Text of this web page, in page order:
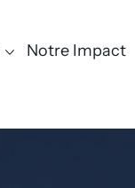
Notre Impact